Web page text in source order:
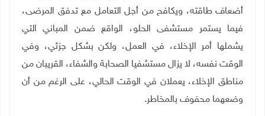
أضعاف طاقته، ويكافح من أجل التعامل مع تدفق المرضى،
فيما يستمر مستشفى الحلو، الواقع ضمن المباني التي
يشملها أمر الإخلاء، في العمل، ولكن بشكل جزئي، وفي
الوقت نفسه، لا يزال مستشفيا الصحابة والشفاء، القريبان من
مناطق الإخلاء، يعملان في الوقت الحالي، على الرغم من أن
وضعهما محفوف بالمخاطر.